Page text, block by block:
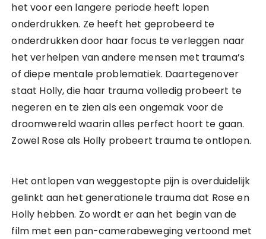
het voor een langere periode heeft lopen
onderdrukken. Ze heeft het geprobeerd te
onderdrukken door haar focus te verleggen naar
het verhelpen van andere mensen met trauma’s
of diepe mentale problematiek. Daartegenover
staat Holly, die haar trauma volledig probeert te
negeren en te zien als een ongemak voor de
droomwereld waarin alles perfect hoort te gaan.
Zowel Rose als Holly probeert trauma te ontlopen.
Het ontlopen van weggestopte pijn is overduidelijk
gelinkt aan het generationele trauma dat Rose en
Holly hebben. Zo wordt er aan het begin van de
film met een pan-camerabeweging vertoond met